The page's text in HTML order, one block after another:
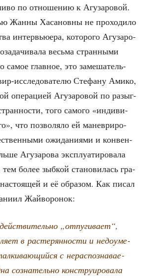
по отно­ше­нию к Агу­за­ро­вой.
Жан­ны Хаса­нов­ны не про­хо­ди­ло
интер­вью­е­ра, кото­ро­го Агу­за­ро­
весь­ма стран­ны­ми
самое глав­ное, это заме­ша­тель­
иссле­до­ва­те­лю Сте­фа­ну Ами­ко,
опе­ра­ци­ей Агу­за­ро­вой по разыг­
того само­го «инди­ви­
что поз­во­ля­ло ей манев­ри­ро­
ожи­да­ни­я­ми и кон­вен­
Агу­за­ро­ва экс­плу­а­ти­ро­ва­ла
тем более зыб­кой ста­но­ви­лась гра­
и её обра­зом. Как писал
Жайворонок:
„отпу­ги­ва­ет“,
в рас­те­рян­но­сти и недо­уме­
с нерас­по­зна­ва­е­
созна­тель­но кон­стру­и­ро­ва­ла